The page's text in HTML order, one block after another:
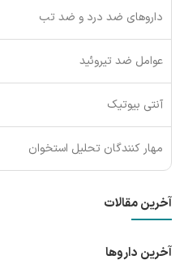
داروهای ضد درد و ضد تب
عوامل ضد تیروئید
آنتی بیوتیک
مهار کنندگان تحلیل استخوان
آخرین مقالات
آخرین داروها